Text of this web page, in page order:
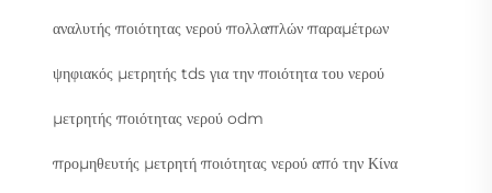
αναλυτής ποιότητας νερού πολλαπλών παραμέτρων
ψηφιακός μετρητής tds για την ποιότητα του νερού
μετρητής ποιότητας νερού odm
προμηθευτής μετρητή ποιότητας νερού από την Κίνα